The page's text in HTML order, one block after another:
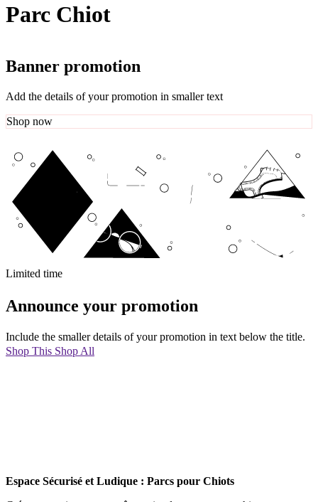
Parc Chiot
Banner promotion
Add the details of your promotion in smaller text
Shop now
Limited time
Announce your promotion
Include the smaller details of your promotion in text below the title.
Shop This Shop All
Espace Sécurisé et Ludique : Parcs pour Chiots